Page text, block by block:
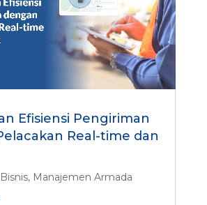
Efisiensi Pengiriman
Real-time dan
Bisnis, Manajemen Armada